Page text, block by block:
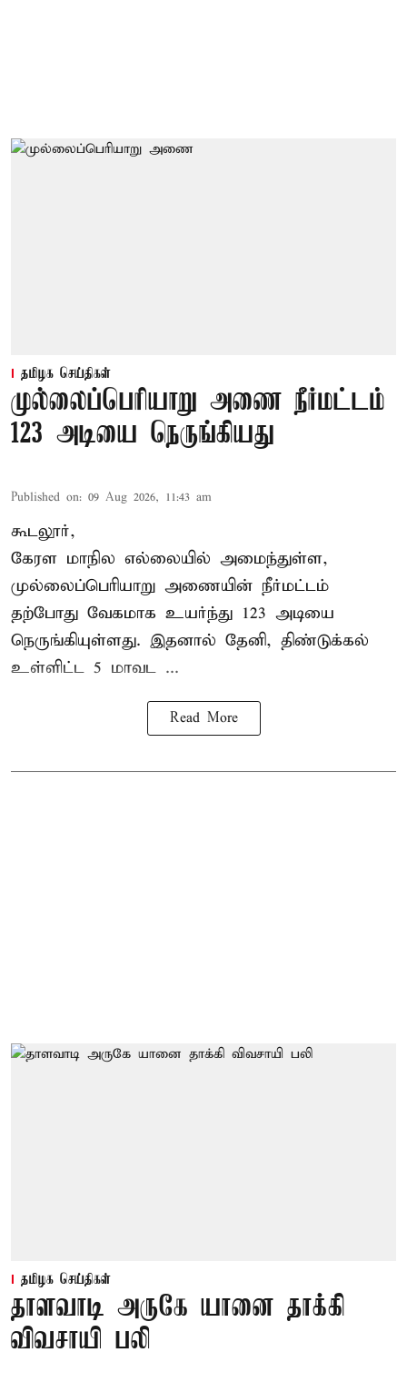
தமிழக செய்திகள்
முல்லைப்பெரியாறு அணை நீர்மட்டம்
123 அடியை நெருங்கியது
Published on: 09 Aug 2026, 11:43 am
கூடலூர்,
கேரள மாநில எல்லையில் அமைந்துள்ள,
முல்லைப்பெரியாறு அணையின் நீர்மட்டம்
தற்போது வேகமாக உயர்ந்து 123 அடியை
நெருங்கியுள்ளது. இதனால் தேனி, திண்டுக்கல்
உள்ளிட்ட 5 மாவட ...
Read More
தமிழக செய்திகள்
தாளவாடி அருகே யானை தாக்கி
விவசாயி பலி